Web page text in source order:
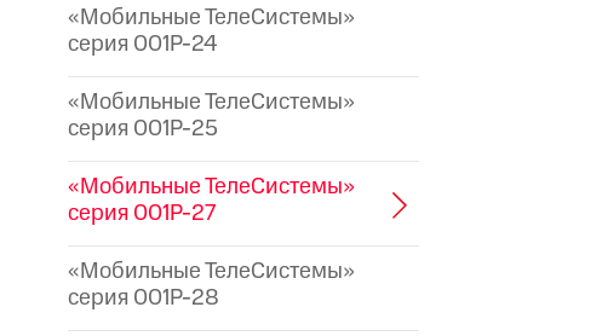
«Мобильные ТелеСистемы»
серия 001P-24
«Мобильные ТелеСистемы»
серия 001P-25
«Мобильные ТелеСистемы»
серия 001P-27
«Мобильные ТелеСистемы»
серия 001P-28